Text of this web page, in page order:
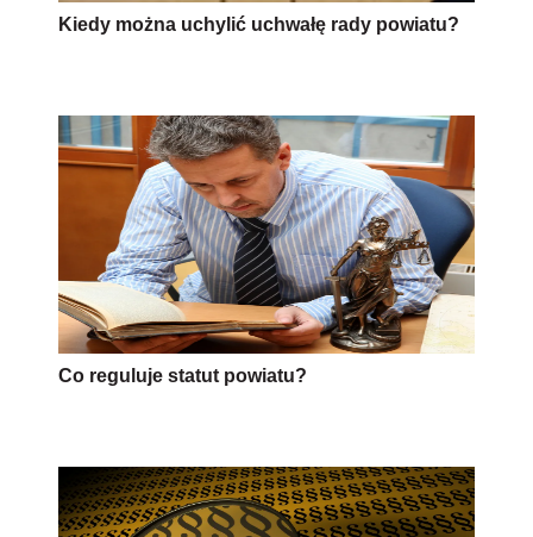
Kiedy można uchylić uchwałę rady powiatu?
Co reguluje statut powiatu?